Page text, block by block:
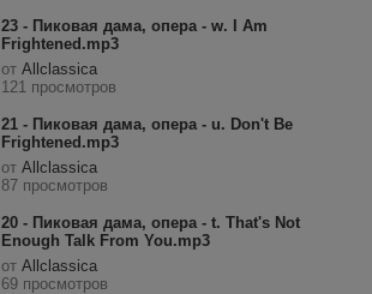
23 - Пиковая дама, опера - w. I Am
Frightened.mp3
от Allclassica
121 просмотров
21 - Пиковая дама, опера - u. Don't Be
Frightened.mp3
от Allclassica
87 просмотров
20 - Пиковая дама, опера - t. That's Not
Enough Talk From You.mp3
от Allclassica
69 просмотров